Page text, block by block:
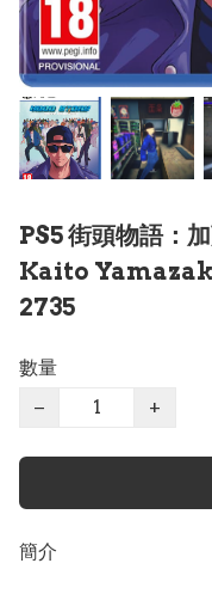
PS5 街頭物語：
Kaito Yamazaki
2735
數量
−
+
簡介